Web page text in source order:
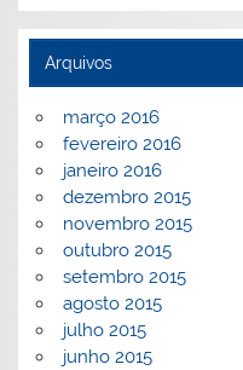
Arquivos
março 2016
fevereiro 2016
janeiro 2016
dezembro 2015
novembro 2015
outubro 2015
setembro 2015
agosto 2015
julho 2015
junho 2015